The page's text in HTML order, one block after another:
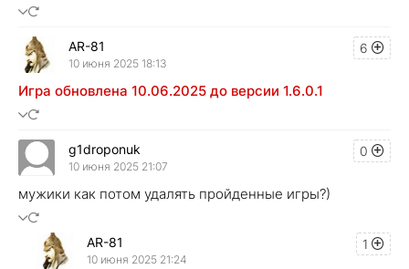
6
AR-81
10 июня 2025 18:13
Игра обновлена 10.06.2025 до версии 1.6.0.1
0
g1droponuk
10 июня 2025 21:07
мужики как потом удалять пройденные игры?)
1
AR-81
10 июня 2025 21:24